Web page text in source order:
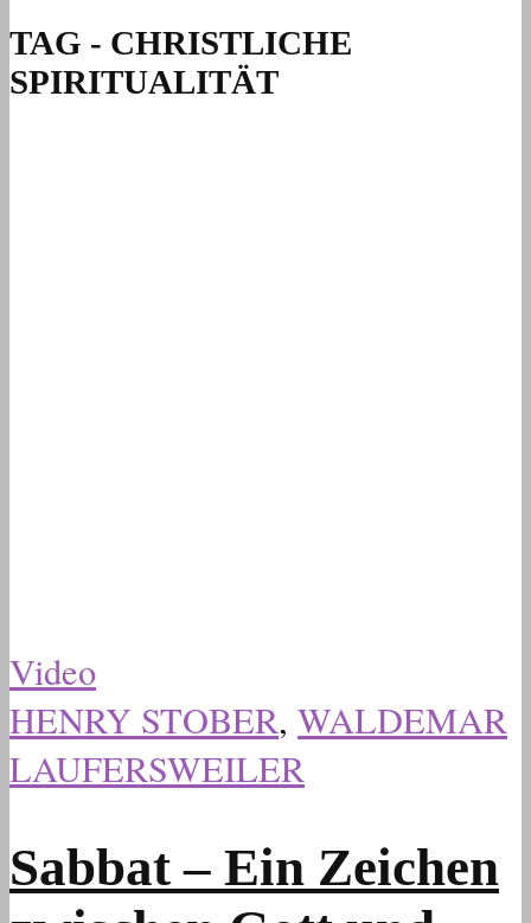
TAG - CHRISTLICHE
SPIRITUALITÄT
Video
HENRY STOBER, WALDEMAR
LAUFERSWEILER
Sabbat – Ein Zeichen